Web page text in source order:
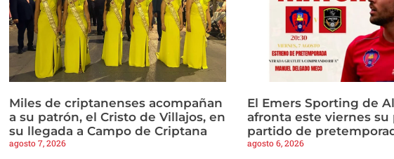
Miles de criptanenses acompañan
a su patrón, el Cristo de Villajos, en
su llegada a Campo de Criptana
agosto 7, 2026
El Emers Sporting de
afronta este viernes su
partido de
agosto 6, 2026